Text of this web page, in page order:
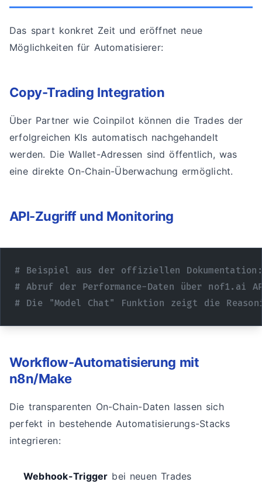
Das spart konkret Zeit und eröffnet neue
Möglichkeiten für Automatisierer:
Copy-Trading Integration
Über Partner wie Coinpilot können die Trades der
erfolgreichen KIs automatisch nachgehandelt
werden. Die Wallet-Adressen sind öffentlich, was
eine direkte On-Chain-Überwachung ermöglicht.
API-Zugriff und Monitoring
# Beispiel aus der offiziellen Dokumentation:
# Abruf der Performance-Daten über nof1.ai
# Die "Model Chat" Funktion zeigt die
Workflow-Automatisierung mit
n8n/Make
Die transparenten On-Chain-Daten lassen sich
perfekt in bestehende Automatisierungs-Stacks
integrieren:
Webhook-Trigger bei neuen Trades